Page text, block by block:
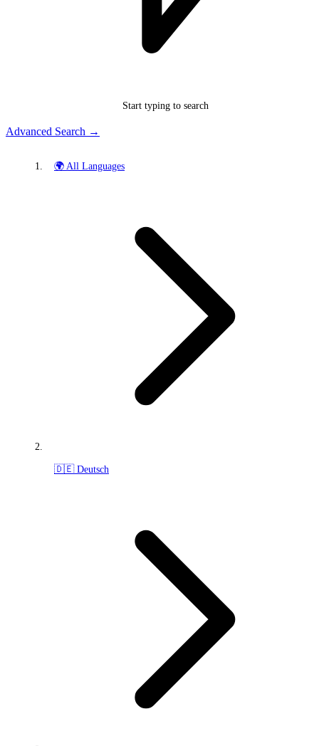
Start typing to search
Advanced Search →
🌍 All Languages
🇩🇪 Deutsch